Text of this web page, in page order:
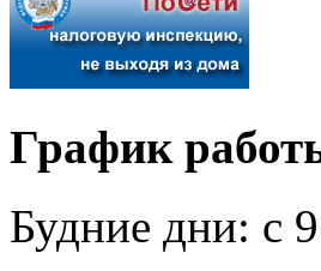
График
Будние дни: c